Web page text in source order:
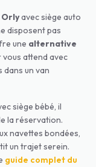
avec siège auto
disposent pas
une alternative
attend avec
dans un van
siège bébé, il
la réservation.
navettes bondées,
un trajet serein.
guide complet du